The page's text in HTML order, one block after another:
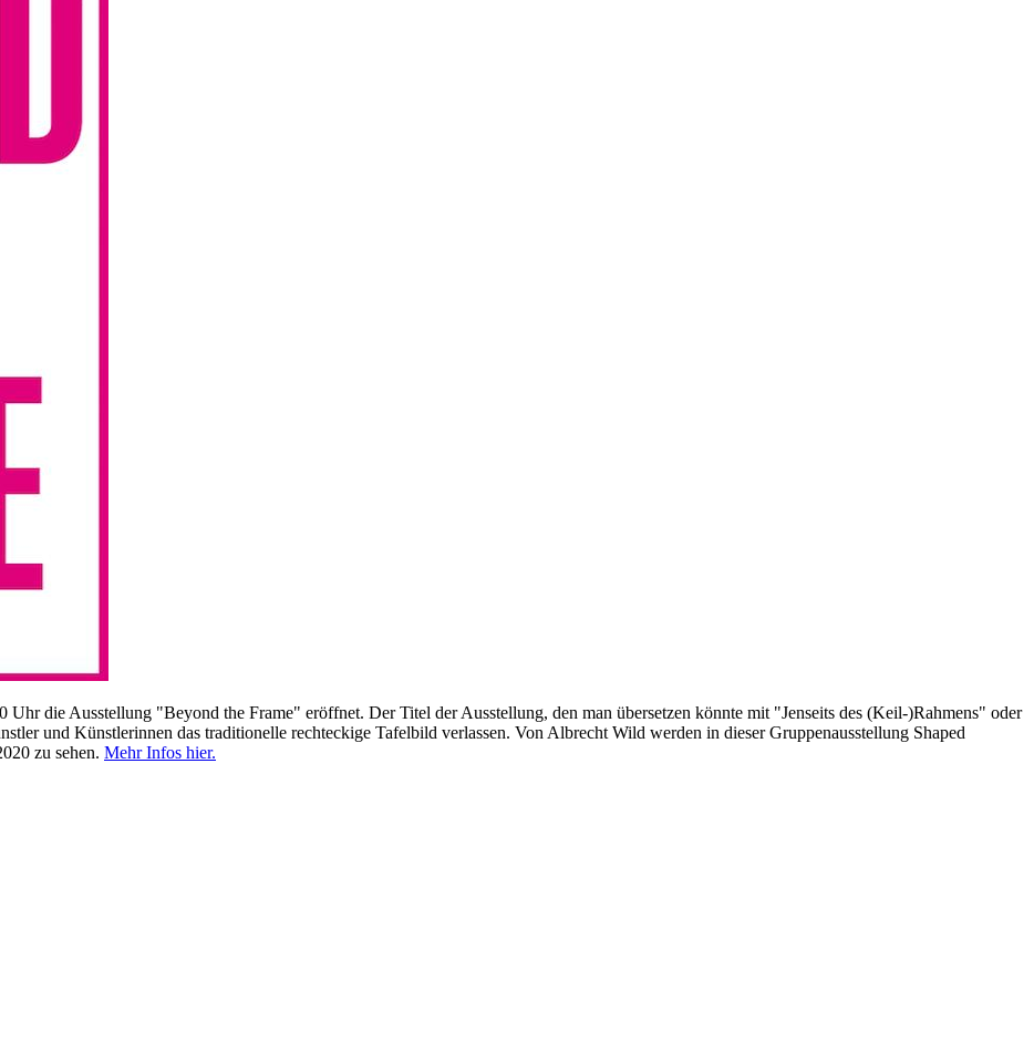
die Ausstellung "Beyond the Frame" eröffnet. Der Titel der Ausstellung, den man übersetzen könnte mit "Jenseits des (Keil-)Rahmens" oder
und Künstlerinnen das traditionelle rechteckige Tafelbild verlassen. Von Albrecht Wild werden in dieser Gruppenausstellung Shaped
zu sehen. Mehr Infos hier.